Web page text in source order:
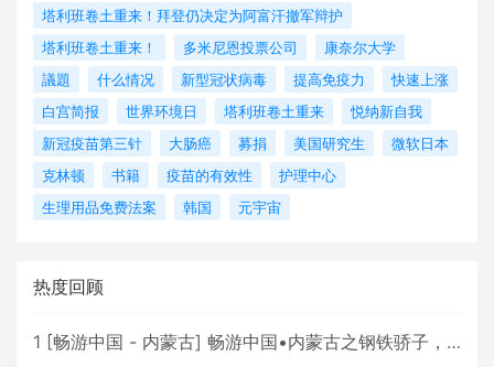
塔利班卷土重来！拜登仍决定为阿富汗撤军辩护
塔利班卷土重来！
多米尼恩投票公司
康奈尔大学
議題
什么情况 新型冠状病毒 提高免疫力
快速上涨
白宫简报
世界环境日 塔利班卷土重来
悦纳新自我
新冠疫苗第三针
大肠癌 募捐 美国研究生
微软日本
克林顿
书籍 疫苗的有效性
护理中心
生理用品免费法案
韩国 元宇宙
热度回顾
1 [畅游中国 - 内蒙古] 畅游中国•内蒙古之钢铁骄子，魅力包头